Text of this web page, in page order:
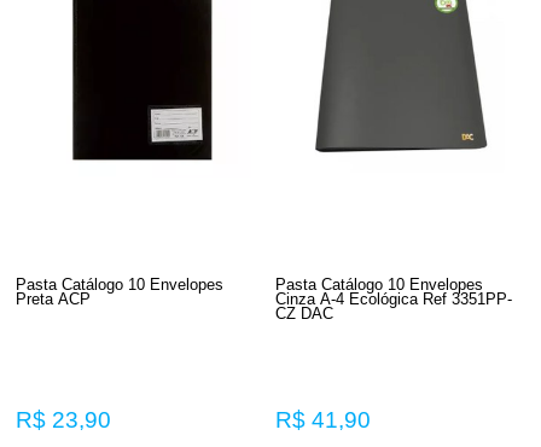
Pasta Catálogo 10 Envelopes
Preta ACP
R$ 23,90
Pasta Catálogo 10 Envelopes
Cinza A-4 Ecológica Ref 3351PP-
CZ DAC
R$ 41,90